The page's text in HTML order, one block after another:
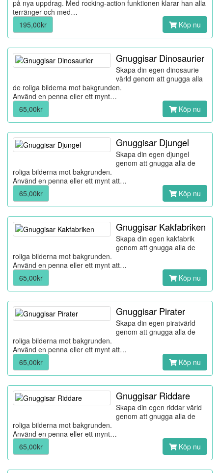
på nya uppdrag. Med rocking-action funktionen klarar han alla
terränger och med…
195,00kr
Köp nu
Gnuggisar Dinosaurier
Skapa din egen dinosaurie
värld genom att gnugga alla
de roliga bilderna mot bakgrunden.
Använd en penna eller ett mynt…
65,00kr
Köp nu
Gnuggisar Djungel
Skapa din egen djungel
genom att gnugga alla de
roliga bilderna mot bakgrunden.
Använd en penna eller ett mynt att…
65,00kr
Köp nu
Gnuggisar Kakfabriken
Skapa din egen kakfabrik
genom att gnugga alla de
roliga bilderna mot bakgrunden.
Använd en penna eller ett mynt att…
65,00kr
Köp nu
Gnuggisar Pirater
Skapa din egen piratvärld
genom att gnugga alla de
roliga bilderna mot bakgrunden.
Använd en penna eller ett mynt att…
65,00kr
Köp nu
Gnuggisar Riddare
Skapa din egen riddar värld
genom att gnugga alla de
roliga bilderna mot bakgrunden.
Använd en penna eller ett mynt…
65,00kr
Köp nu